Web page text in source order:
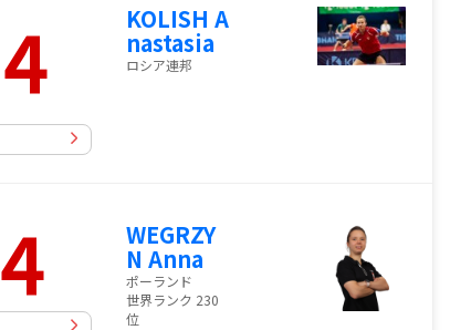
4 KOLISH A
nastasia
ロシア連邦
4 WEGRZY
N Anna
ポーランド
世界ランク 230
位